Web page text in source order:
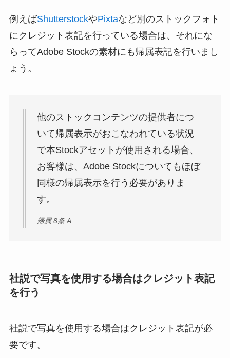
例えばShutterstockやPixtaなど別のストックフォト
にクレジット表記を行っている場合は、それにな
らってAdobe Stockの素材にも帰属表記を行いまし
ょう。
他のストックコンテンツの提供者につ
いて帰属表示がおこなわれている状況
で本Stockアセットが使用される場合、
お客様は、Adobe Stockについてもほぼ
同様の帰属表示を行う必要がありま
す。
帰属 8条 A
社説で写真を使用する場合はクレジット表記
を行う
社説で写真を使用する場合はクレジット表記が必
要です。